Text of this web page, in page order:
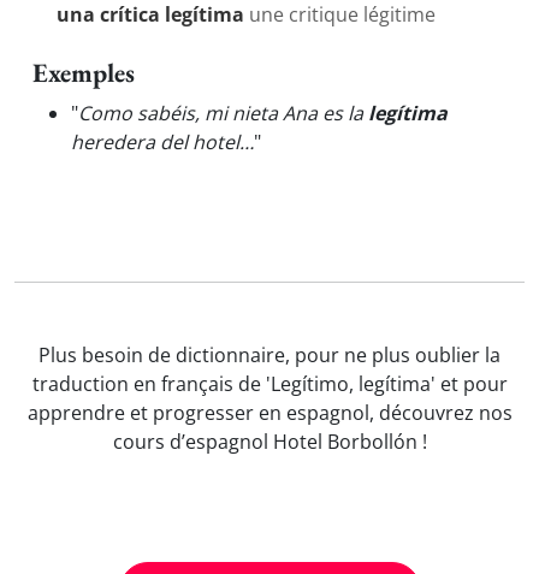
una crítica legítima une critique légitime
Exemples
"Como sabéis, mi nieta Ana es lalegítima
heredera del hotel…"
Plus besoin de dictionnaire, pour ne plus oublier la
traduction en français de 'Legítimo, legítima' et pour
apprendre et progresser en espagnol, découvrez nos
cours d’espagnol Hotel Borbollón !